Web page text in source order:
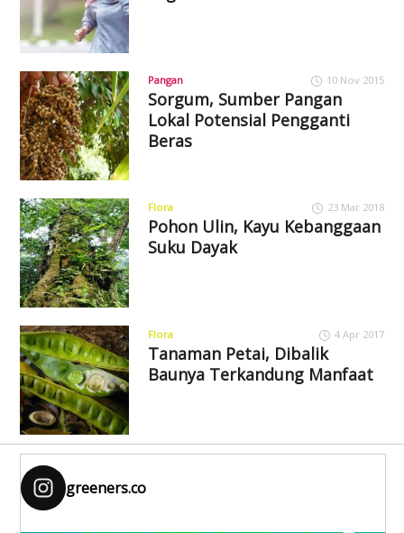
Pangan 10 Nov 2015
Sorgum, Sumber Pangan
Lokal Potensial Pengganti
Beras
Flora 23 Mar 2018
Pohon Ulin, Kayu Kebanggaan
Suku Dayak
Flora 4 Apr 2017
Tanaman Petai, Dibalik
Baunya Terkandung Manfaat
greeners.co